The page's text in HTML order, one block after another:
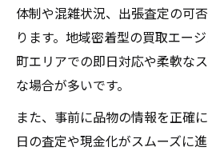
体制や混雑状況、出張査定の可
ります。地域密着型の買取エー
町エリアでの即日対応や柔軟な
な場合が多いです。
また、事前に品物の情報を正確
日の査定や現金化がスムーズに